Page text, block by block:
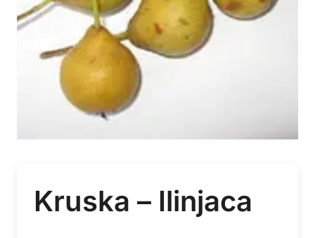
Kruska – Ilinjaca